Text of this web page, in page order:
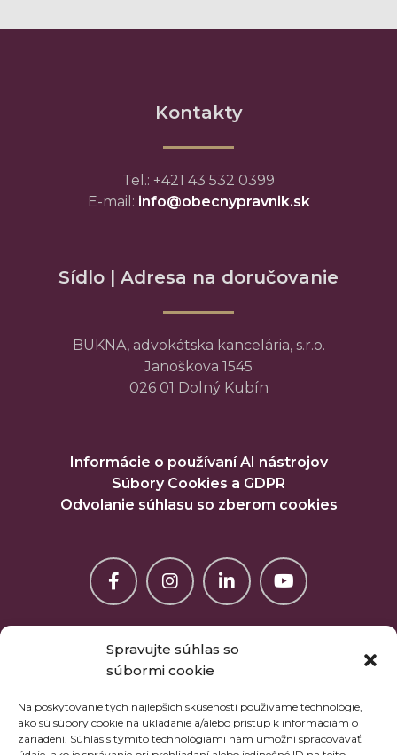
Spravujte súhlas so
súbormi cookie
Na poskytovanie tých najlepších skúseností používame technológie,
ako sú súbory cookie na ukladanie a/alebo prístup k informáciám o
zariadení. Súhlas s týmito technológiami nám umožní spracovávať
Kontakty
Tel.: +421 43 532 0399
E-mail: info@obecnypravnik.sk
Sídlo | Adresa na doručovanie
BUKNA, advokátska kancelária, s.r.o.
Janoškova 1545
026 01 Dolný Kubín
Informácie o používaní AI nástrojov
Súbory Cookies a GDPR
Odvolanie súhlasu so zberom cookies